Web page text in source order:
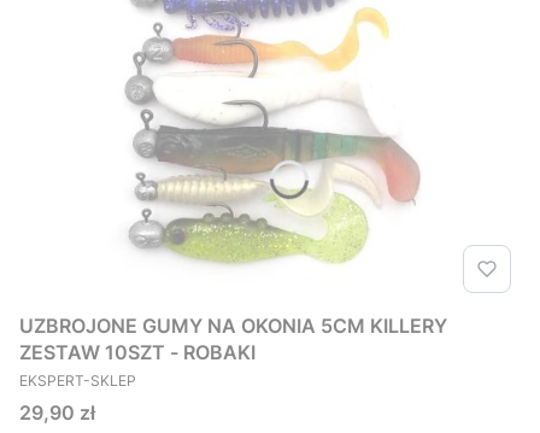
UZBROJONE GUMY NA OKONIA 5CM KILLERY
ZESTAW 10SZT - ROBAKI
PRODUCENT
EKSPERT-SKLEP
Cena
29,90 zł